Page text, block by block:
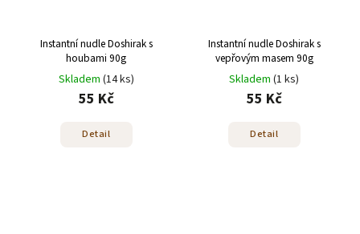
Instantní nudle Doshirak s
houbami 90g
Skladem (14 ks)
55 Kč
Detail
Instantní nudle Doshirak s
vepřovým masem 90g
Skladem (1 ks)
55 Kč
Detail